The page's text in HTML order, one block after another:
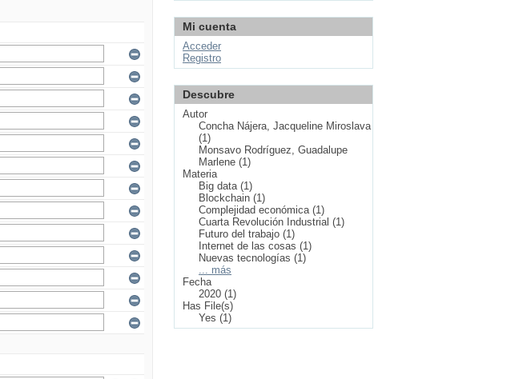
Mi cuenta
Acceder
Registro
Descubre
Autor
Concha Nájera, Jacqueline Miroslava
(1)
Monsavo Rodríguez, Guadalupe
Marlene (1)
Materia
Big data (1)
Blockchain (1)
Complejidad económica (1)
Cuarta Revolución Industrial (1)
Futuro del trabajo (1)
Internet de las cosas (1)
Nuevas tecnologías (1)
... más
Fecha
2020 (1)
Has File(s)
Yes (1)